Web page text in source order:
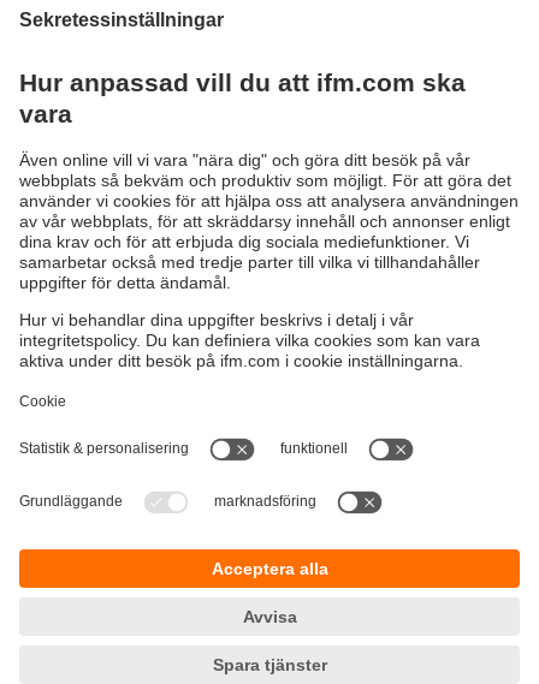
Klicka här
Hållbarhet
Regler och villkor
Garantipolicy
Platser (EN)
Tillgänglighet
Nedladdningar
ifm electronic ab
412 50 Göteborg
Tel.växel 031-750 23 00